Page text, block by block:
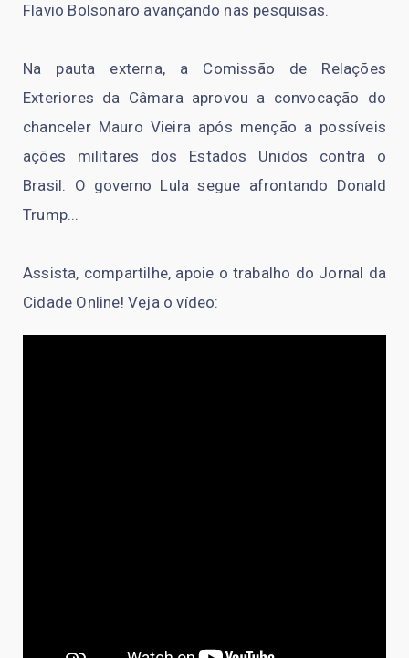
Flavio Bolsonaro avançando nas pesquisas.
Na pauta externa, a Comissão de Relações
Exteriores da Câmara aprovou a convocação do
chanceler Mauro Vieira após menção a possíveis
ações militares dos Estados Unidos contra o
Brasil. O governo Lula segue afrontando Donald
Trump...
Assista, compartilhe, apoie o trabalho do Jornal da
Cidade Online! Veja o vídeo: